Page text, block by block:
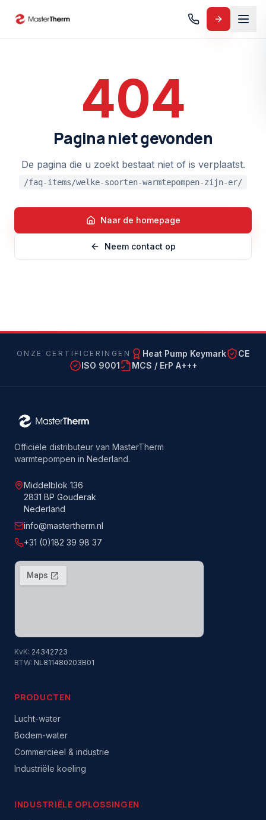
404
Pagina niet gevonden
De pagina die u zoekt bestaat niet of is verplaatst.
/faq-items/welke-soorten-warmtepompen-zijn-er/
Naar de homepage
Neem contact op
ONZE CERTIFICERINGEN Heat Pump Keymark
CE
ISO 9001
MCS / ErP A+++
Officiële distributeur van MasterTherm
warmtepompen in Nederland.
Middelblok 136
2831 BP Gouderak
Nederland
info@mastertherm.nl
+31 (0)182 39 98 37
KvK: 24342723
BTW: NL811480203B01
PRODUCTEN
Lucht-water
Bodem-water
Commercieel & industrie
Industriële koeling
INDUSTRIËLE OPLOSSINGEN